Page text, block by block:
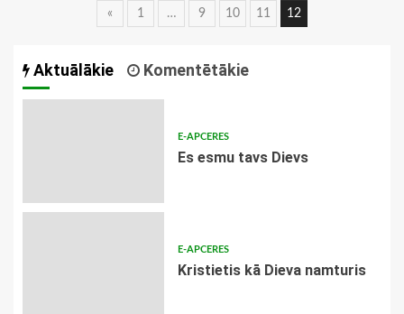
Ziņu
« 1 … 9 10 11 12
Aktuālākie Komentētākie
E-APCERES
Es esmu tavs Dievs
E-APCERES
Kristietis kā Dieva namturis